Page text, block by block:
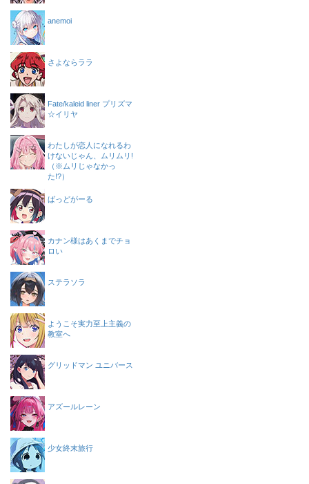
anemoi
さよならララ
Fate/kaleid liner プリズマ
☆イリヤ
わたしが恋人になれるわ
けないじゃん、ムリムリ!
（※ムリじゃなかっ
た!?）
ばっどがーる
カナン様はあくまでチョ
ロい
ステラソラ
ようこそ実力至上主義の
教室へ
グリッドマン ユニバース
アズールレーン
少女終末旅行